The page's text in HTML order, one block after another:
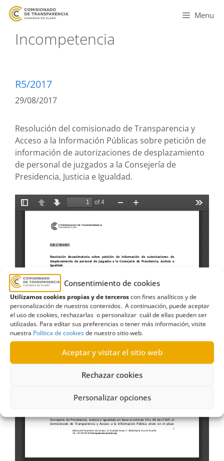
Consentimiento de cookies
Utilizamos cookies propias y de terceroscon fines analíticos y de
personalización de nuestros contenidos. A continuación, puede aceptar
el uso de cookies, rechazarlas o personalizar cuál de ellas pueden ser
utilizadas. Para editar sus preferencias o tener más información, visite
nuestra Política de cookiesde nuestro sitio web.
Aceptar y visitar el sitio web
Rechazar cookies
Personalizar opciones
Menu
Incompetencia
R5/2017
29/08/2017
Resolución del comisionado de Transparencia y
Acceso a la Información Públicas sobre petición de
información de autorizaciones de desplazamiento
de personal de juzgados a la Consejería de
Presidencia, Justicia e Igualdad.